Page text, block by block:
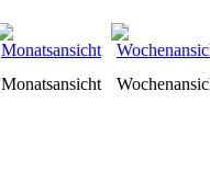
Monatsansicht